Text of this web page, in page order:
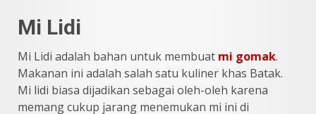
Mi Lidi
Mi Lidi adalah bahan untuk membuat mi gomak.
Makanan ini adalah salah satu kuliner khas Batak.
Mi lidi biasa dijadikan sebagai oleh-oleh karena
memang cukup jarang menemukan mi ini di